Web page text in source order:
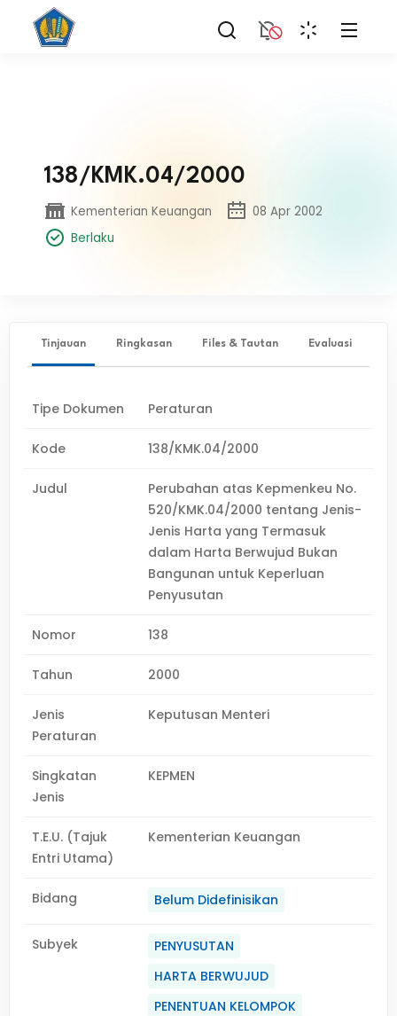
138/KMK.04/2000
Kementerian Keuangan
08 Apr 2002
Berlaku
Tinjauan Ringkasan Files & Tautan Evaluasi
Tipe Dokumen Peraturan
Kode 138/KMK.04/2000
Judul
Perubahan atas Kepmenkeu No.
520/KMK.04/2000 tentang Jenis-
Jenis Harta yang Termasuk
dalam Harta Berwujud Bukan
Bangunan untuk Keperluan
Penyusutan
Nomor 138
Tahun 2000
Jenis
Peraturan
Keputusan Menteri
Singkatan
Jenis
KEPMEN
T.E.U. (Tajuk
Entri Utama)
Kementerian Keuangan
Bidang Belum Didefinisikan
Subyek
PENYUSUTAN
HARTA BERWUJUD
PENENTUAN KELOMPOK